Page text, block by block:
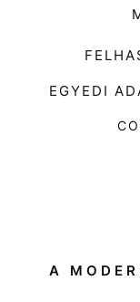
EGYEDI
A